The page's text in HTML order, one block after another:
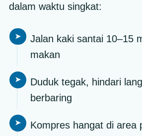
dalam waktu singkat:
Jalan kaki santai 10–15
makan
Duduk tegak, hindari
berbaring
Kompres hangat di area